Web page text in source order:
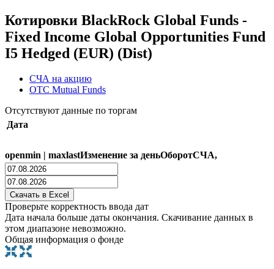
Котировки BlackRock Global Funds -
Fixed Income Global Opportunities Fund
I5 Hedged (EUR) (Dist)
СЧА на акцию
OTC Mutual Funds
Отсутствуют данные по торгам
Дата
openmin maxlastИзменение за деньОборотСЧА,
Проверьте корректность ввода дат
Дата начала больше даты окончания. Скачивание данных в
этом диапазоне невозможно.
Общая информация о фонде